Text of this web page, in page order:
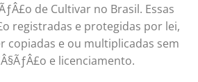
de Cultivar no Brasil. Essas
registradas e protegidas por lei,
copiadas e ou multiplicadas sem
e licenciamento.